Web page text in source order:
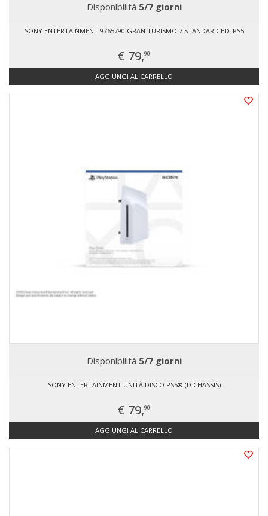
Disponibilità 5/7 giorni
SONY ENTERTAINMENT 9765790 GRAN TURISMO 7 STANDARD ED. PS5
€ 79,90
AGGIUNGI AL CARRELLO
Disponibilità 5/7 giorni
SONY ENTERTAINMENT UNITÀ DISCO PS5® (D CHASSIS)
€ 79,90
AGGIUNGI AL CARRELLO